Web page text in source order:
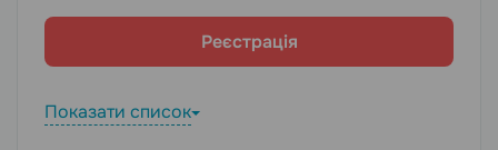
Реєстрація
Показати список